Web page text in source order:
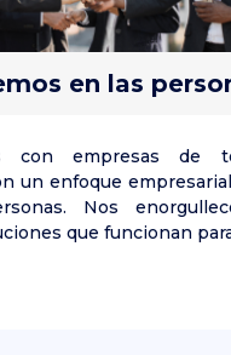
en las
con empresas de
un enfoque
Nos
que funcionan